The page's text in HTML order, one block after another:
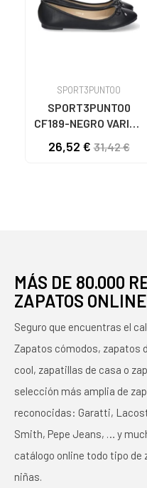
SPORT3PUNTO0
SPORT3PUNTO0
CF189-NEGRO VARIOS
26,52 €31,42 €
MÁS DE 80.000
ZAPATOS
Seguro que encuentras el
Zapatos cómodos, zapatos
cool, zapatillas de casa o
selección más amplia de
reconocidas: Garatti,
Smith, Pepe Jeans, … y
catálogo online todo tipo de
niñas.